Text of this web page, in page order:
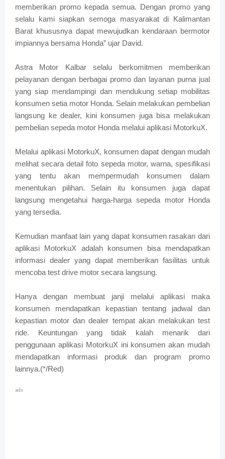
memberikan promo kepada semua. Dengan promo yang
selalu kami siapkan semoga masyarakat di Kalimantan
Barat khususnya dapat mewujudkan kendaraan bermotor
impiannya bersama Honda” ujar David.
Astra Motor Kalbar selalu berkomitmen memberikan
pelayanan dengan berbagai promo dan layanan purna jual
yang siap mendampingi dan mendukung setiap mobilitas
konsumen setia motor Honda. Selain melakukan pembelian
langsung ke dealer, kini konsumen juga bisa melakukan
pembelian sepeda motor Honda melalui aplikasi MotorkuX.
Melalui aplikasi MotorkuX, konsumen dapat dengan mudah
melihat secara detail foto sepeda motor, warna, spesifikasi
yang tentu akan mempermudah konsumen dalam
menentukan pilihan. Selain itu konsumen juga dapat
langsung mengetahui harga-harga sepeda motor Honda
yang tersedia.
Kemudian manfaat lain yang dapat konsumen rasakan dari
aplikasi MotorkuX adalah konsumen bisa mendapatkan
informasi dealer yang dapat memberikan fasilitas untuk
mencoba test drive motor secara langsung.
Hanya dengan membuat janji melalui aplikasi maka
konsumen mendapatkan kepastian tentang jadwal dan
kepastian motor dan dealer tempat akan melakukan test
ride. Keuntungan yang tidak kalah menarik dari
penggunaan aplikasi MotorkuX ini konsumen akan mudah
mendapatkan informasi produk dan program promo
lainnya.(*/Red)
ads